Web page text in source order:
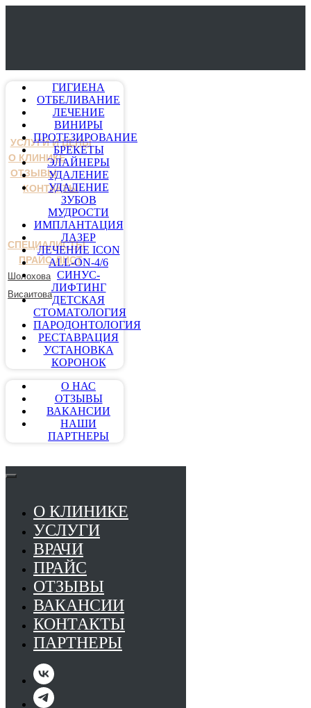
УСЛУГИ И ЦЕНЫ
О КЛИНИКЕ
ОТЗЫВЫ
КОНТАКТЫ
СПЕЦИАЛИСТЫ
ПРАЙС-ЛИСТ
Шолохова
Висаитова
ГИГИЕНА
ОТБЕЛИВАНИЕ
ЛЕЧЕНИЕ
ВИНИРЫ
ПРОТЕЗИРОВАНИЕ
БРЕКЕТЫ
ЭЛАЙНЕРЫ
УДАЛЕНИЕ
УДАЛЕНИЕ
ЗУБОВ
МУДРОСТИ
ИМПЛАНТАЦИЯ
ЛАЗЕР
ЛЕЧЕНИЕ ICON
ALL-ON-4/6
СИНУС-
ЛИФТИНГ
ДЕТСКАЯ
СТОМАТОЛОГИЯ
ПАРОДОНТОЛОГИЯ
РЕСТАВРАЦИЯ
УСТАНОВКА
КОРОНОК
О НАС
ОТЗЫВЫ
ВАКАНСИИ
НАШИ
ПАРТНЕРЫ
О КЛИНИКЕ
УСЛУГИ
ВРАЧИ
ПРАЙС
ОТЗЫВЫ
ВАКАНСИИ
КОНТАКТЫ
ПАРТНЕРЫ